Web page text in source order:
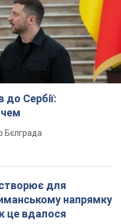
до Сербії:
Бєлграда
створює для
напрямку
це вдалося